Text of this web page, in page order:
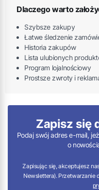
Dlaczego warto
Szybsze zakupy
Łatwe śledzenie
Historia zakupów
Lista ulubionych
Program lojalnościowy
Prostsze zwroty i
Zapisz się
Podaj swój adres e-mail,
o
Zapisując się, akceptujesz
Newslettera). Przetwarzanie